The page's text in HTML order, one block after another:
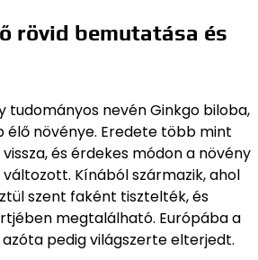
rövid bemutatása és
tudományos nevén Ginkgo biloba,
élő növénye. Eredete több mint
és érdekes módon a növény
Kínából származik, ahol
szent faként tisztelték, és
megtalálható. Európába a
azóta pedig világszerte elterjedt.